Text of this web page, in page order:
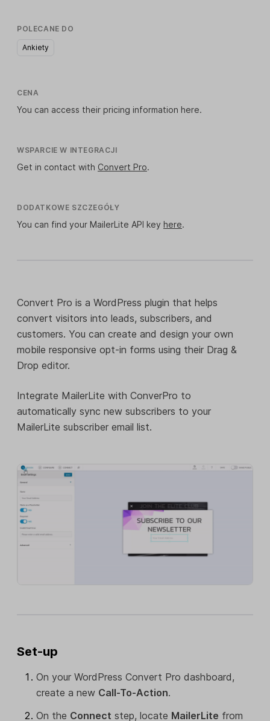
POLECANE DO
Ankiety
CENA
You can access their pricing information here.
WSPARCIE W INTEGRACJI
Get in contact with Convert Pro.
DODATKOWE SZCZEGÓŁY
You can find your MailerLite API key here.
Convert Pro is a WordPress plugin that helps
convert visitors into leads, subscribers, and
customers. You can create and design your own
mobile responsive opt-in forms using their Drag &
Drop editor.
Integrate MailerLite with ConverPro to
automatically sync new subscribers to your
MailerLite subscriber email list.
Set-up
On your WordPress Convert Pro dashboard,
create a new Call-To-Action.
On the Connect step, locate MailerLite from